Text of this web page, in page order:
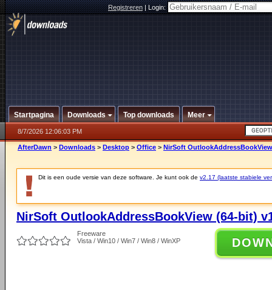
Registreren|Login:
Startpagina Downloads Top downloads Meer
8/7/2026 12:06:03 PM
AfterDawn > Downloads > Desktop > Office > NirSoft
Dit is een oude versie van deze software. Je kunt ook de v2.17 (laatste stabiele
NirSoft OutlookAddressBookView (64-bit)
Freeware
Vista / Win10 / Win7 / Win8 / WinXP